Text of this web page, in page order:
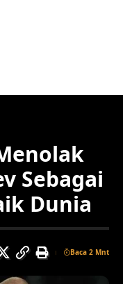
Sebagai
Dunia
Baca 2 Mnt